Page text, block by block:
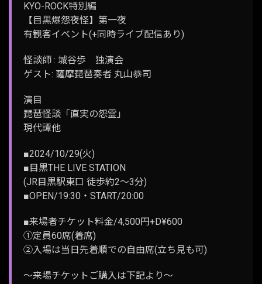
KYO-ROCK特別編
【目黒爆怨夜怪】第一夜
有観客イベント(+同時ライブ配信あり)
怪談師 : 城谷歩 独演会
ゲスト: 薩摩琵琶奏者 丸山恭司
演目
琵琶怪談「直実の怨霊」
現代譚他
■2024/10/29(火)
■目黒THE LIVE STATION
(JR目黒駅東口 徒歩約2～3分)
■OPEN/19:30・START/20:00
■来場者チケット料金/4,500円+D¥600
①定員60席(着席)
②入場は当日先着順での自由席(立ち見も可)
〜来場チケットご購入は下記より〜